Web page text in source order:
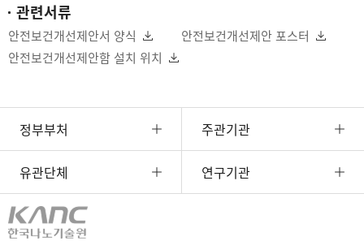
관련서류
안전보건개선제안서 양식
안전보건개선제안 포스터
안전보건개선제안함 설치 위치
정부부처 주관기관
유관단체 연구기관